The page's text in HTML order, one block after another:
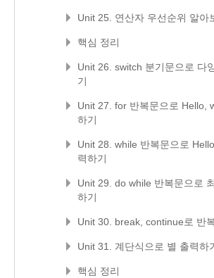
Unit 25. 연산자 우선순위 알아
핵심 정리
Unit 26. switch 분기문으로 다
기
Unit 27. for 반복문으로 Hello,
하기
Unit 28. while 반복문으로
력하기
Unit 29. do while 반복문으로
하기
Unit 30. break, continue로 반
Unit 31. 계단식으로 별 출력하
핵심 정리